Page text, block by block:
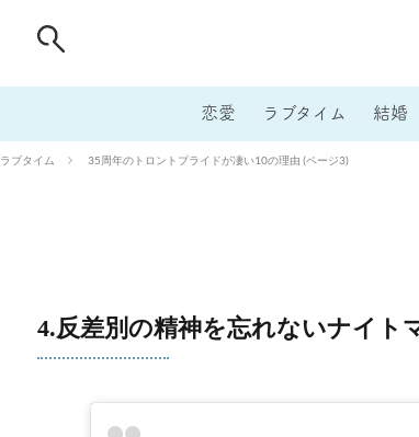
恋愛 ラブタイム 結婚
ラブタイム 35周年のトロントプライドが凄い10の理由 (ページ3)
4.反差別の精神を忘れないナイト